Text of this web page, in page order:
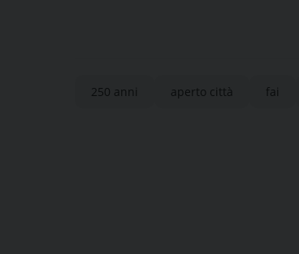
250 anni aperto città fai